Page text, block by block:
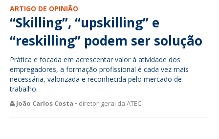
ARTIGO DE OPINIÃO
“Skilling”, “upskilling” e
“reskilling” podem ser solução
Prática e focada em acrescentar valor à atividade dos
empregadores, a formação profissional é cada vez mais
necessária, valorizada e reconhecida pelo mercado de
trabalho.
João Carlos Costa • diretor-geral da ATEC